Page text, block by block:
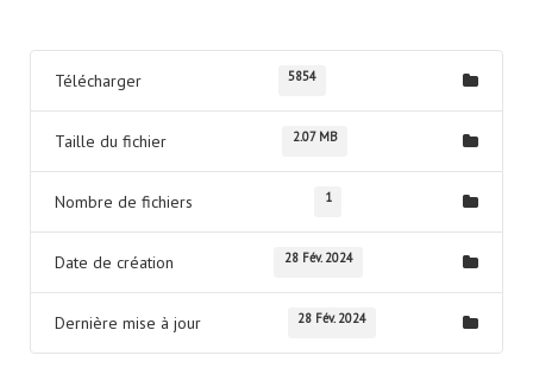
Télécharger 5854
Taille du fichier 2.07 MB
Nombre de fichiers 1
Date de création 28 Fév. 2024
Dernière mise à jour 28 Fév. 2024